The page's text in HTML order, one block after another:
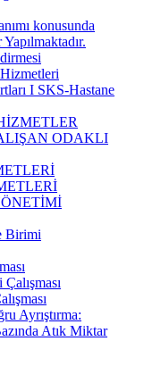
konusunda
I SKS-Hastane
ODAKLI
Birimi
Ayrıştırma:
Atık Miktar